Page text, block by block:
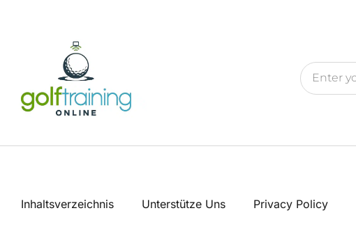
Inhaltsverzeichnis Unterstütze Uns Privacy Policy